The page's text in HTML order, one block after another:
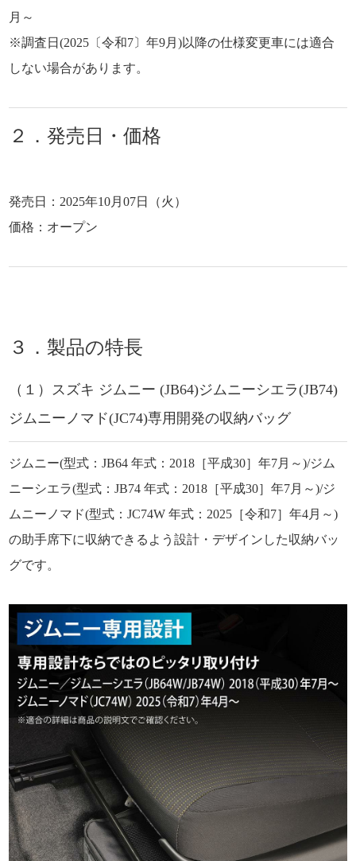
月～
※調査日(2025〔令和7〕年9月)以降の仕様変更車には適合
しない場合があります。
２．発売日・価格
発売日：2025年10月07日（火）
価格：オープン
３．製品の特長
（１）スズキ ジムニー (JB64)ジムニーシエラ(JB74)
ジムニーノマド(JC74)専用開発の収納バッグ
ジムニー(型式：JB64 年式：2018［平成30］年7月～)/ジム
ニーシエラ(型式：JB74 年式：2018［平成30］年7月～)/ジ
ムニーノマド(型式：JC74W 年式：2025［令和7］年4月～)
の助手席下に収納できるよう設計・デザインした収納バッ
グです。